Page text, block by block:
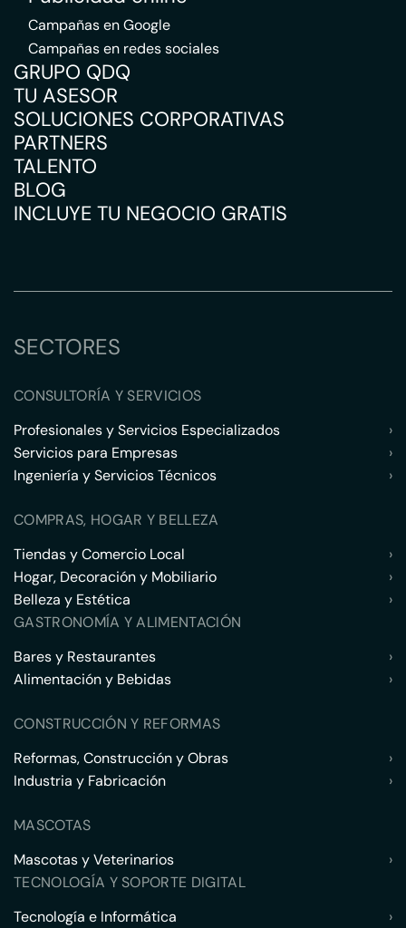
Campañas en Google
Campañas en redes sociales
GRUPO QDQ
TU ASESOR
SOLUCIONES CORPORATIVAS
PARTNERS
TALENTO
BLOG
INCLUYE TU NEGOCIO GRATIS
SECTORES
CONSULTORÍA Y SERVICIOS
Profesionales y Servicios Especializados
›
Servicios para Empresas
›
Ingeniería y Servicios Técnicos
›
COMPRAS, HOGAR Y BELLEZA
Tiendas y Comercio Local
›
Hogar, Decoración y Mobiliario
›
Belleza y Estética
›
GASTRONOMÍA Y ALIMENTACIÓN
Bares y Restaurantes
›
Alimentación y Bebidas
›
CONSTRUCCIÓN Y REFORMAS
Reformas, Construcción y Obras
›
Industria y Fabricación
›
MASCOTAS
Mascotas y Veterinarios
›
TECNOLOGÍA Y SOPORTE DIGITAL
Tecnología e Informática
›